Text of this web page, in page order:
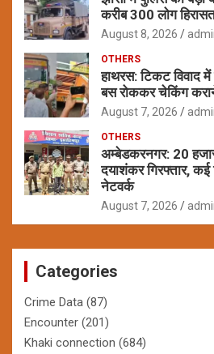
करीब 300 लोग
August 8, 2026
OTHERS
हाथरस: टिकट विवाद में
बस रोककर चेकिंग कराने
August 7, 2026
OTHERS
अम्बेडकरनगर: 20
दयाशंकर गिरफ्तार,
नेटवर्क
August 7, 2026
Categories
Crime Data (87)
Encounter (201)
Khaki connection (684)